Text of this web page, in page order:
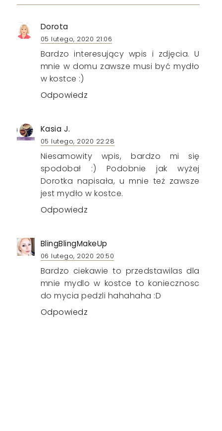
Dorota
05 lutego, 2020 21:06
Bardzo interesujący wpis i zdjęcia. U
mnie w domu zawsze musi być mydło
w kostce :)
Odpowiedz
Kasia J.
05 lutego, 2020 22:28
Niesamowity wpis, bardzo mi się
spodobał :) Podobnie jak wyżej
Dorotka napisała, u mnie też zawsze
jest mydło w kostce.
Odpowiedz
BlingBlingMakeUp
06 lutego, 2020 20:50
Bardzo ciekawie to przedstawilas dla
mnie mydlo w kostce to koniecznosc
do mycia pedzli hahahaha :D
Odpowiedz